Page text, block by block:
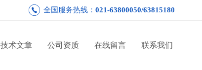
全国服务热线： 021-63800050/63815180
技术文章 公司资质 在线留言 联系我们